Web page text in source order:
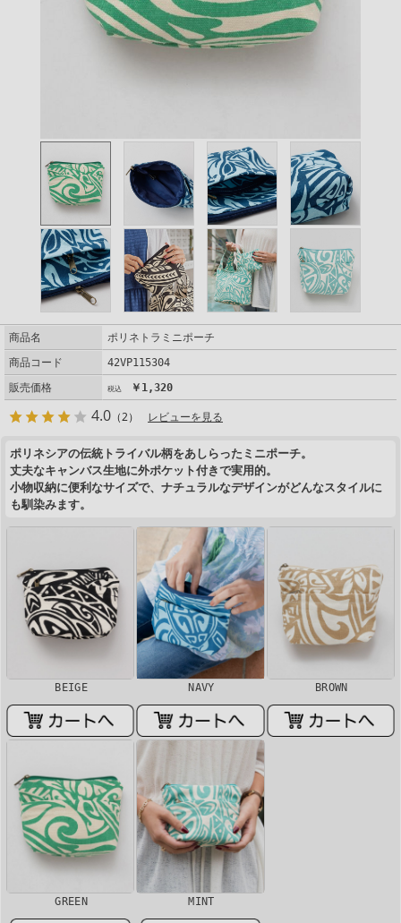
商品名
ポリネトラミニポーチ
商品コード
42VP115304
販売価格
￥1,320
4.0 （2） レビューを見る
ポリネシアの伝統トライバル柄をあしらったミニポーチ。
丈夫なキャンバス生地に外ポケット付きで実用的。
小物収納に便利なサイズで、ナチュラルなデザインがどんなスタイルに
も馴染みます。
BEIGE NAVY BROWN
GREEN MINT